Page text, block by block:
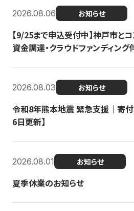
2026.08.06 お知らせ
【9/25まで申込受付中】神戸市と
資金調達・クラウドファンディン
2026.08.03 お知らせ
令和8年熊本地震 緊急支援｜寄
6日更新】
2026.08.01 お知らせ
夏季休業のお知らせ